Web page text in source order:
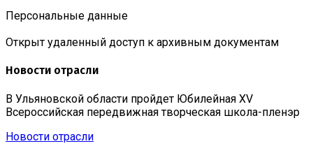
Персональные данные
Открыт удаленный доступ к архивным документам
Новости отрасли
В Ульяновской области пройдет Юбилейная XV
Всероссийская передвижная творческая школа-пленэр
Новости отрасли